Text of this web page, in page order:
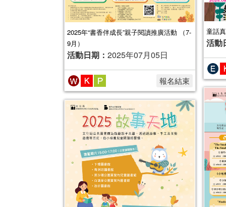
童話
活動
2025年“書香伴成長”親子閱讀推廣活動 （7-
9月）
活動日期： 2025年07月05日
報名結束